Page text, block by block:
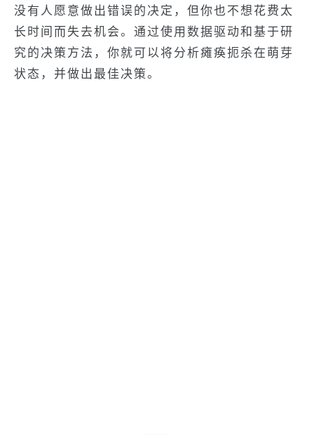
没有人愿意做出错误的决定，但你也不想花费太
长时间而失去机会。通过使用数据驱动和基于研
究的决策方法，你就可以将分析瘫痪扼杀在萌芽
状态，并做出最佳决策。